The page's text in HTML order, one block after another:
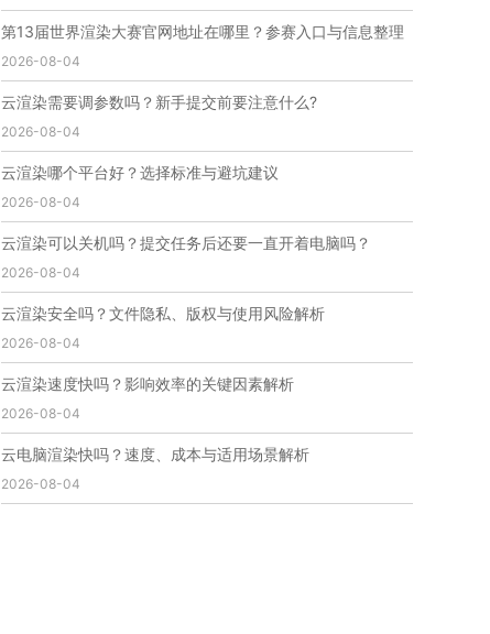
第十一届世界渲染大赛
世界渲染大赛时间
世界渲染大赛官网
国际渲染大赛
国际渲染大赛排名
世界渲染大赛软件
瑞云官网
瑞云科技 端云
瑞云渲染官网
网络渲染软件
云渲染服务
云渲染怎么收费
云渲染怎么用
云渲染技术
云渲染原理 云渲染插件
云渲染软件
云渲染引擎
云渲染主机
云渲染软件厂家
免费云渲染
云渲染网站
云渲染收费 云渲染厂家
云渲染厂商
瑞云渲染大赛
3d渲染大赛
CG动画渲染大赛
瑞云渲染大赛报名页
瑞云渲染大赛奖项
瑞云渲染大赛历届大赛回顾
云渲染电脑
云渲染配置 云主机渲染
视频云渲染
实时渲染云
第13届世界渲染大赛官网地址在哪里？参赛入口与信息整理
2026-08-04
云渲染需要调参数吗？新手提交前要注意什么?
2026-08-04
云渲染哪个平台好？选择标准与避坑建议
2026-08-04
云渲染可以关机吗？提交任务后还要一直开着电脑吗？
2026-08-04
云渲染安全吗？文件隐私、版权与使用风险解析
2026-08-04
云渲染速度快吗？影响效率的关键因素解析
2026-08-04
云电脑渲染快吗？速度、成本与适用场景解析
2026-08-04